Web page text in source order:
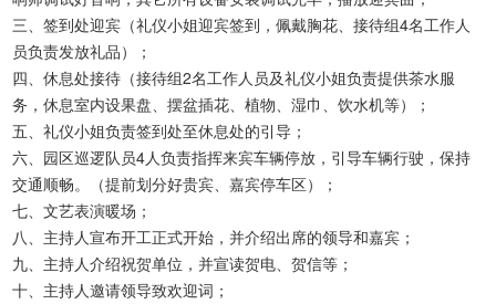
三、签到处迎宾（礼仪小姐迎宾签到，佩戴胸花、接待组4名工作人
员负责发放礼品）；
四、休息处接待（接待组2名工作人员及礼仪小姐负责提供茶水服
务，休息室内设果盘、摆盆插花、植物、湿巾、饮水机等）；
五、礼仪小姐负责签到处至休息处的引导；
六、园区巡逻队员4人负责指挥来宾车辆停放，引导车辆行驶，保持
交通顺畅。（提前划分好贵宾、嘉宾停车区）；
七、文艺表演暖场；
八、主持人宣布开工正式开始，并介绍出席的领导和嘉宾；
九、主持人介绍祝贺单位，并宣读贺电、贺信等；
十、主持人邀请领导致欢迎词；